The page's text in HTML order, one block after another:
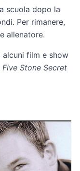
scuola dopo la
Per rimanere,
allenatore.
alcuni film e show
Five Stone Secret